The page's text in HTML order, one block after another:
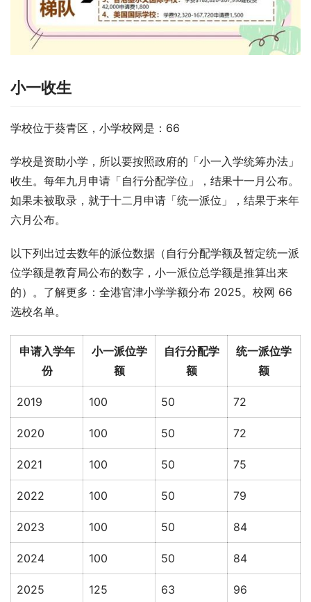
小一收生
学校位于葵青区，小学校网是：66
学校是资助小学，所以要按照政府的「小一入学统筹办法」
收生。每年九月申请「自行分配学位」，结果十一月公布。
如果未被取录，就于十二月申请「统一派位」，结果于来年
六月公布。
以下列出过去数年的派位数据（自行分配学额及暂定统一派
位学额是教育局公布的数字，小一派位总学额是推算出来
的）。了解更多：全港官津小学学额分布 2025。校网 66
选校名单。
申请入学年
份
小一派位学
额
自行分配学
额
统一派位学
额
2019 100 50 72
2020 100 50 72
2021 100 50 75
2022 100 50 79
2023 100 50 84
2024 100 50 84
2025 125 63 96